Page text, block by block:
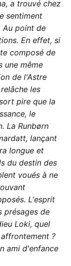
a trouvé chez
sentiment
Au point de
En effet, si
composé de
une même
de l'Astre
les
pire que la
le
La Runbørn
lançant
longue et
du destin des
voués à ne
L'esprit
présages de
Loki, quel
?
ami d'enfance